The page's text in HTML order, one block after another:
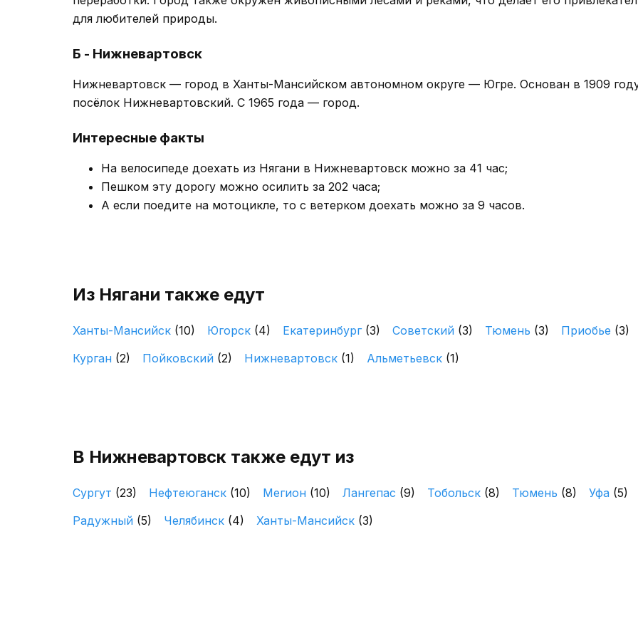
для любителей природы.
Б - Нижневартовск
Нижневартовск — город в Ханты-Мансийском автономном округе — Югре. Основан в 1909
посёлок Нижневартовский. С 1965 года — город.
Интересные факты
На велосипеде доехать из Нягани в Нижневартовск можно за 41 час;
Пешком эту дорогу можно осилить за 202 часа;
А если поедите на мотоцикле, то с ветерком доехать можно за 9 часов.
Из Нягани также едут
Ханты-Мансийск (10) Югорск (4) Екатеринбург (3) Советский (3) Тюмень (3) Приобье (3)
Курган (2) Пойковский (2) Нижневартовск (1) Альметьевск (1)
В Нижневартовск также едут из
Сургут (23) Нефтеюганск (10) Мегион (10) Лангепас (9) Тобольск (8) Тюмень (8) Уфа (5)
Радужный (5) Челябинск (4) Ханты-Мансийск (3)